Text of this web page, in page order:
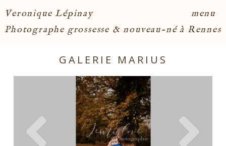
menu
Veronique Lépinay
Photographe grossesse & nouveau-né à Rennes
GALERIE MARIUS